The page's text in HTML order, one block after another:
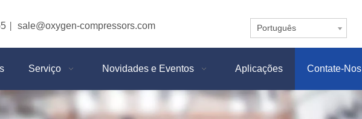
sale@oxygen-compressors.com Português
Serviço Novidades e Eventos Aplicações Contate-Nos